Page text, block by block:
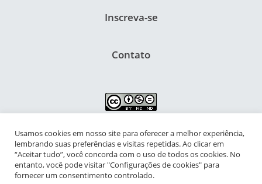
Inscreva-se
Contato
NIPIAC – Núcleo Interdisciplinar de Pesquisa para a Infância e
Adolescência Contemporâneas
Universidade Federal do Rio de Janeiro - Campus da Praia Vermelha
Usamos cookies em nosso site para oferecer a melhor experiência,
lembrando suas preferências e visitas repetidas. Ao clicar em
“Aceitar tudo”, você concorda com o uso de todos os cookies. No
entanto, você pode visitar "Configurações de cookies" para
fornecer um consentimento controlado.